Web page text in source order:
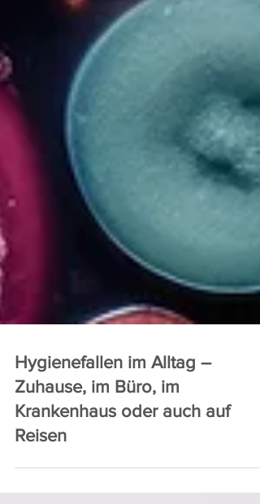
Hygienefallen im Alltag –
Zuhause, im Büro, im
Krankenhaus oder auch auf
Reisen